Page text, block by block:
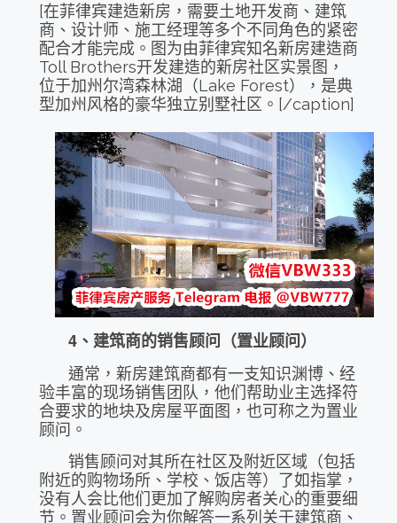
[在菲律宾建造新房，需要土地开发商、建筑
商、设计师、施工经理等多个不同角色的紧密
配合才能完成。图为由菲律宾知名新房建造商
Toll Brothers开发建造的新房社区实景图，
位于加州尔湾森林湖（Lake Forest），是典
型加州风格的豪华独立别墅社区。[/caption]
4、建筑商的销售顾问（置业顾问）
通常，新房建筑商都有一支知识渊博、经
验丰富的现场销售团队，他们帮助业主选择符
合要求的地块及房屋平面图，也可称之为置业
顾问。
销售顾问对其所在社区及附近区域（包括
附近的购物场所、学校、饭店等）了如指掌，
没有人会比他们更加了解购房者关心的重要细
节。置业顾问会为你解答一系列关于建筑商、